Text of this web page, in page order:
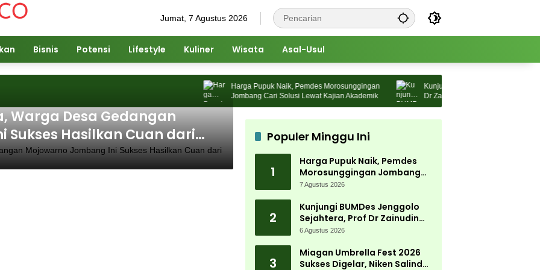
Jumat, 7 Agustus 2026
Bisnis Potensi Lifestyle Kuliner Wisata Asal-Usul
Harga Pupuk Naik, Pemdes Morosunggingan
Jombang Cari Solusi Lewat Kajian Akademik
Kunjungi BUMDes Jenggolo
Dr Zainudin Maliki: Kita Wujudkan
Kemandirian Ekonomi dengan
Warga Desa Gedangan
Sukses Hasilkan Cuan dari
Populer Minggu Ini
1
Harga Pupuk Naik, Pemdes
Morosunggingan Jombang
Cari Solusi Lewat Kajian
7 Agustus 2026
2
Kunjungi BUMDes Jenggolo
Sejahtera, Prof Dr Zainudin
Maliki: Kita Wujudkan
Potensi Desa
6 Agustus 2026
3
Miagan Umbrella Fest 2026
Sukses Digelar, Niken Salindry